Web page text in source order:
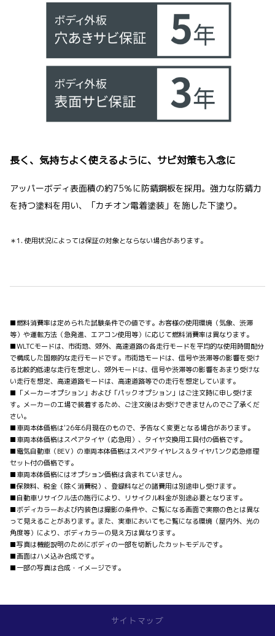
長く、気持ちよく使えるように、サビ対策も入念に
アッパーボディ表面積の約75％に防錆鋼板を採用。強力な防錆力
を持つ塗料を用い、「カチオン電着塗装」を施した下塗り。
＊1. 使用状況によっては保証の対象とならない場合があります。
■燃料消費率は定められた試験条件での値です。お客様の使用環境（気象、渋滞
等）や運転方法（急発進、エアコン使用等）に応じて燃料消費率は異なります。
■WLTCモードは、市街地、郊外、高速道路の各走行モードを平均的な使用時間配分
で構成した国際的な走行モードです。市街地モードは、信号や渋滞等の影響を受け
る比較的低速な走行を想定し、郊外モードは、信号や渋滞等の影響をあまり受けな
い走行を想定、高速道路モードは、高速道路等での走行を想定しています。
■「メーカーオプション」および「パックオプション」はご注文時に申し受けま
す。メーカーの工場で装着するため、ご注文後はお受けできませんのでご了承くだ
さい。
■車両本体価格は'26年6月現在のもので、予告なく変更となる場合があります。
■車両本体価格はスペアタイヤ（応急用）、タイヤ交換用工具付の価格です。
■電気自動車（BEV）の車両本体価格はスペアタイヤレス＆タイヤパンク応急修理
セット付の価格です。
■車両本体価格にはオプション価格は含まれていません。
■保険料、税金（除く消費税）、登録料などの諸費用は別途申し受けます。
■自動車リサイクル法の施行により、リサイクル料金が別途必要となります。
■ボディカラーおよび内装色は撮影の条件や、ご覧になる画面で実際の色とは異な
って見えることがあります。また、実車においてもご覧になる環境（屋内外、光の
角度等）により、ボディカラーの見え方は異なります。
■写真は機能説明のためにボディの一部を切断したカットモデルです。
■画面はハメ込み合成です。
■一部の写真は合成・イメージです。
サイトマップ